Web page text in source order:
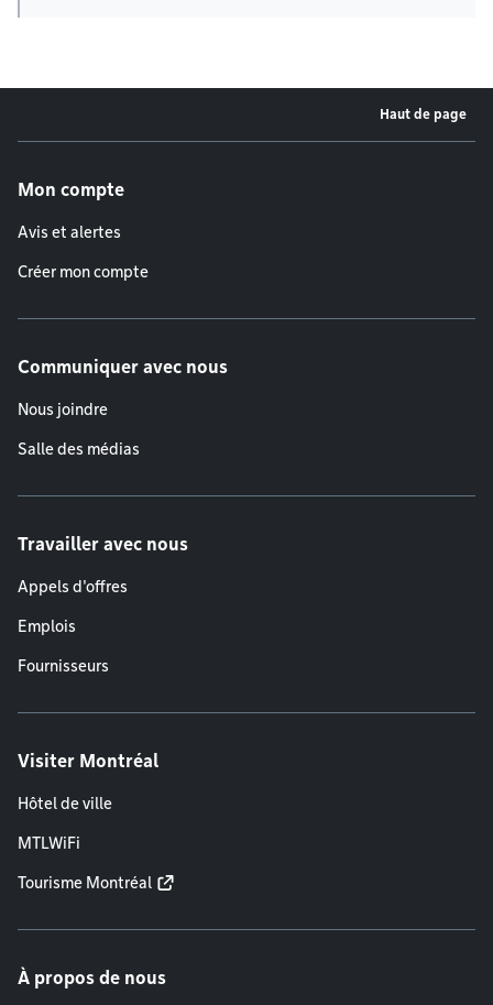
Haut de page
Mon compte
Avis et alertes
Créer mon compte
Communiquer avec nous
Nous joindre
Salle des médias
Travailler avec nous
Appels d'offres
Emplois
Fournisseurs
Visiter Montréal
Hôtel de ville
MTLWiFi
Tourisme Montréal
À propos de nous